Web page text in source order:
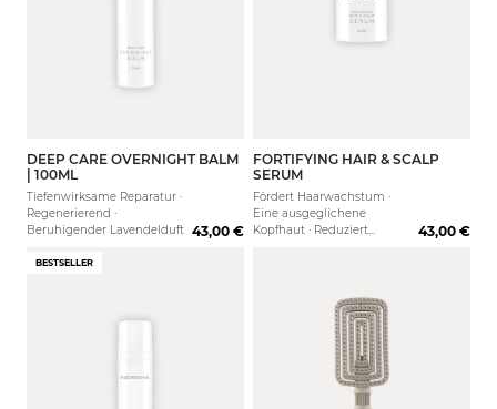
DEEP CARE OVERNIGHT BALM
| 100ML
Tiefenwirksame Reparatur ·
Regenerierend ·
Beruhigender Lavendelduft 43,00 €
30 ml
FORTIFYING HAIR & SCALP
SERUM
Fördert Haarwachstum ·
Eine ausgeglichene
Kopfhaut · Reduziert
43,00 €
BESTSELLER